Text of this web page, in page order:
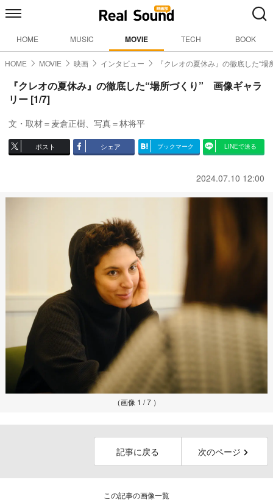
HOME MUSIC MOVIE TECH BOOK
HOME MOVIE 映画 インタビュー 『クレオの夏休み』の徹底した“場
『クレオの夏休み』の徹底した“場所づくり” 画像ギャラ
リー [1/7]
文・取材＝麦倉正樹、写真＝林将平
ポスト シェア ブックマーク LINEで送る
2024.07.10 12:00
（画像 1 / 7 ）
記事に戻る 次のページ
この記事の画像一覧